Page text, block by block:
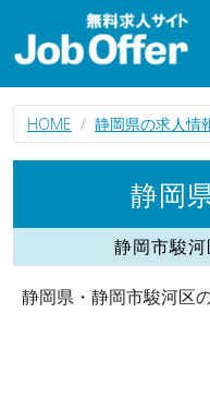
HOME 静岡県の求人情
静岡
静岡市駿
静岡県・静岡市駿河区